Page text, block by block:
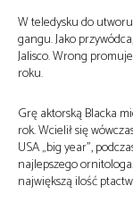
W teledysku do
gangu. Jako
Jalisco. Wrong
roku.
Grę aktorską Blacka
rok. Wcielił się
USA „big year”,
najlepszego
największą ilość